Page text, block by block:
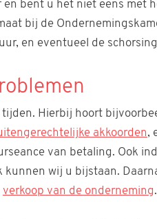
bent u het niet eens met
bij de
en eventueel de
Hierbij hoort
akkoorden,
van betaling. Ook
wij u bijstaan.
verkoop van de onderneming.